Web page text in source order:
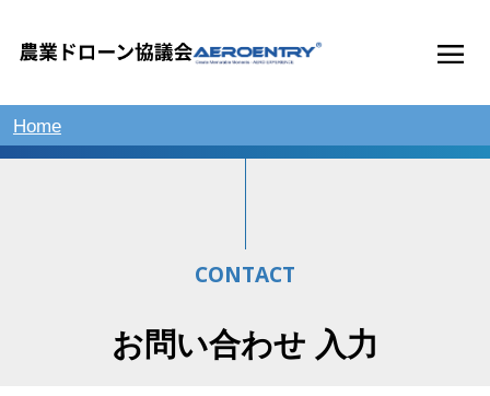
Home
CONTACT
お問い合わせ 入力